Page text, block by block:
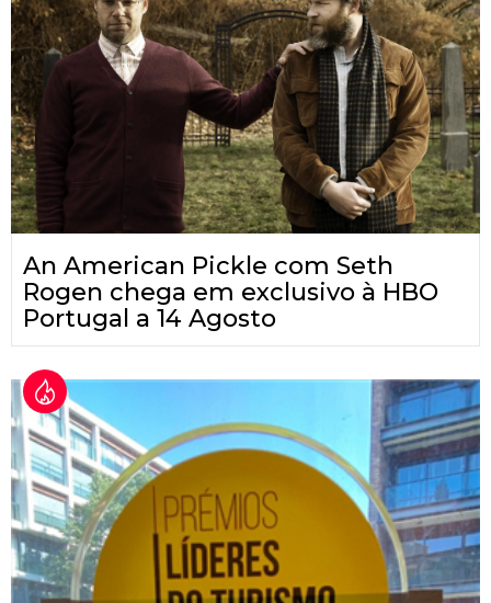
An American Pickle com Seth
Rogen chega em exclusivo à HBO
Portugal a 14 Agosto